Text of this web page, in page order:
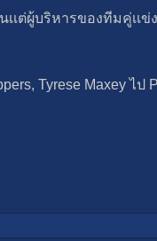
เต่ผู้บริหารของทีมคู่เเข่
Tyrese Maxey ไป